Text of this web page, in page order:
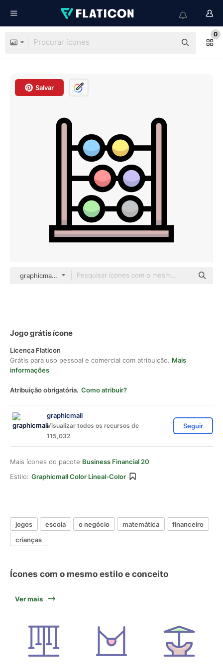
0
Salvar
graphicmall color lineal-color
Jogo grátis ícone
Licença Flaticon
Grátis para uso pessoal e comercial com atribuição. Mais
informações
Atribuição obrigatória. Como atribuir?
graphicmall
Visualizar todos os recursos de
115,032
Seguir
Mais ícones do pacote Business Financial 20
Estilo: Graphicmall Color Lineal-Color
jogos escola o negócio matemática
financeiro
crianças
Ícones com o mesmo estilo e conceito
Ver mais